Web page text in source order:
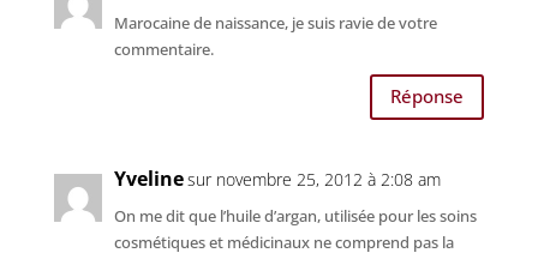
Marocaine de naissance, je suis ravie de votre
commentaire.
Réponse
Yvelinesur novembre 25, 2012 à 2:08 am
On me dit que l’huile d’argan, utilisée pour les soins
cosmétiques et médicinaux ne comprend pas la